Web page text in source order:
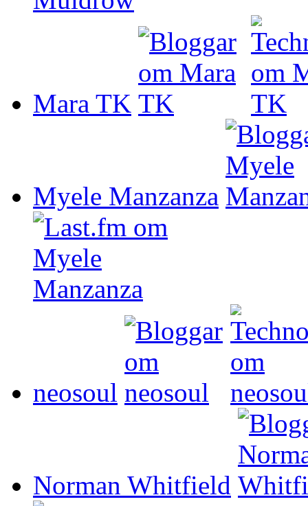
Mara TK
Myele Manzanza
neosoul
Norman Whitfield